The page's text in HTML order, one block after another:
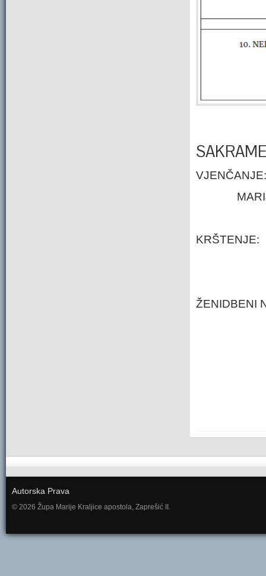
VJENČANJE:
KRŠTENJE:
ŽENIDBENI
Autorska Prava
© 2026 Župa Marije Kraljice apostola, Zaprešić II.